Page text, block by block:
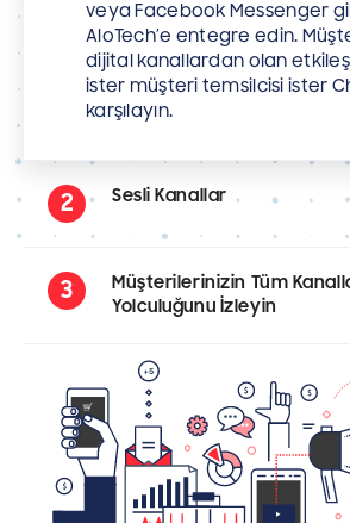
veya Facebook Messenger
AloTech’e entegre edin.
dijital kanallardan olan
ister müşteri temsilcisi ister
karşılayın.
2 Sesli Kanallar
3
Müşterilerinizin Tüm
Yolculuğunu İzleyin